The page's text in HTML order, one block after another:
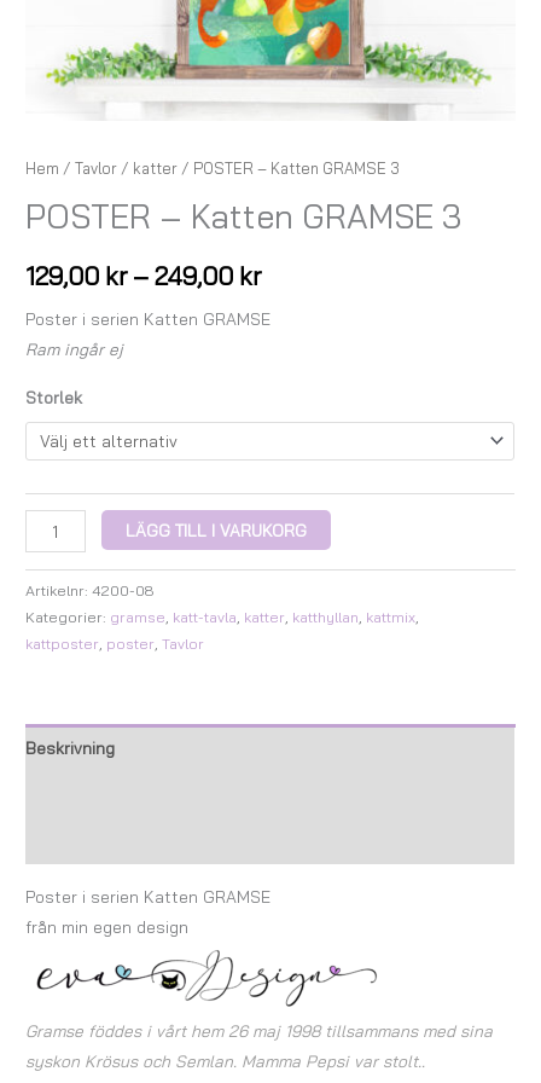
Hem /Tavlor / katter / POSTER – Katten GRAMSE 3
POSTER – Katten GRAMSE 3
129,00 kr –249,00 kr
Poster i serien Katten GRAMSE
Ram ingår ej
Storlek
LÄGG TILL I VARUKORG
Artikelnr:4200-08
Kategorier: gramse, katt-tavla, katter, katthyllan, kattmix,
kattposter, poster,Tavlor
Beskrivning
Poster i serien Katten GRAMSE
från min egen design
Gramse föddes i vårt hem 26 maj 1998 tillsammans med sina
syskon Krösus och Semlan. Mamma Pepsi var stolt..